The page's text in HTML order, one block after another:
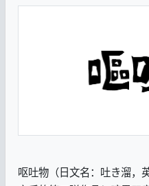
呕吐物（日文名：吐き溜，